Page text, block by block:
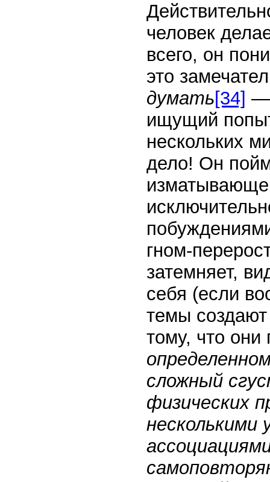
человек
всего, он
это
думать[34] —
ищущий
нескольких
дело! Он
гном-
затемняет,
себя (если
темы
тому, что они
сложный
физических
несколькими